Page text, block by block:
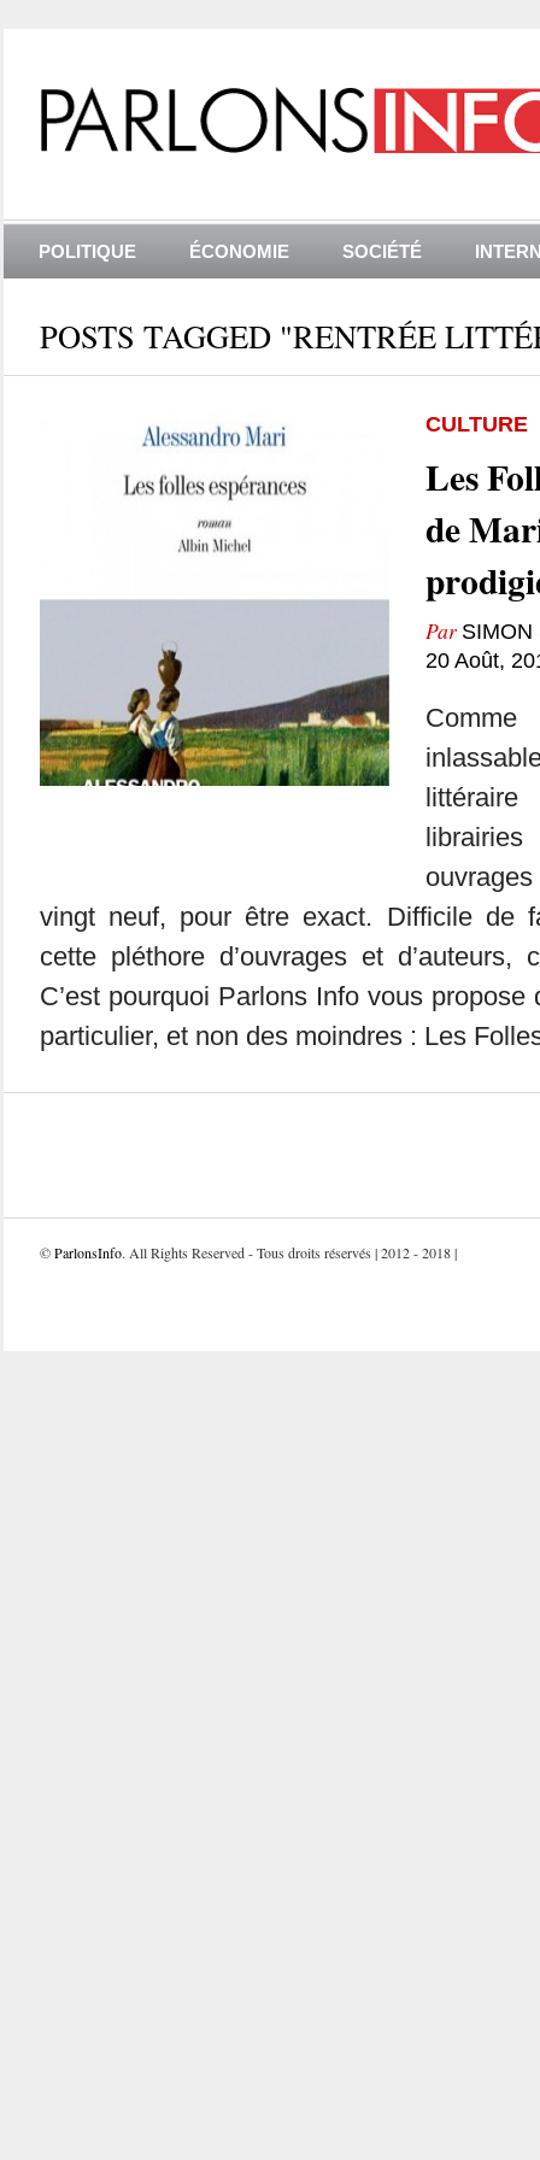
POLITIQUE ÉCONOMIE SOCIÉTÉ
POSTS TAGGED "RENTRÉE
CULTURE
Les
de
Par SIMON
20 Août,
vingt neuf, pour être exact. Difficile de
cette pléthore d’ouvrages et d’auteurs,
C’est pourquoi Parlons Info vous propose
particulier, et non des moindres : Les
©ParlonsInfo. All Rights Reserved - Tous droits réservés | 2012 - 2018 |